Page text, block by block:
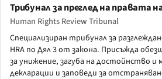
Трибунал за преглед на правата
Human Rights Review Tribunal
Специализиран трибунал за
HRA по Дял 3 от закона. Присъжда
за унижение, загуба на достойнство и
декларации и заповеди за